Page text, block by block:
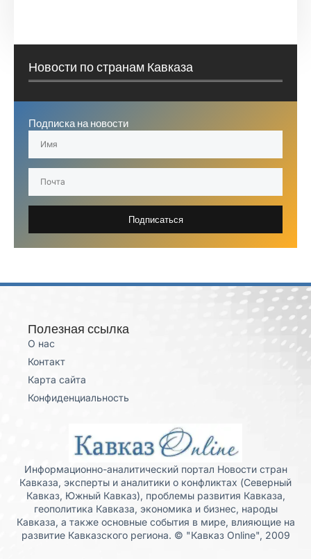
Новости по странам Кавказа
Подписка на новости
Подписаться
Полезная ссылка
О нас
Контакт
Карта сайта
Конфиденциальность
Информационно-аналитический портал Новости стран
Кавказа, эксперты и аналитики о конфликтах (Северный
Кавказ, Южный Кавказ), проблемы развития Кавказа,
геополитика Кавказа, экономика и бизнес, народы
Кавказа, а также основные события в мире, влияющие на
развитие Кавказского региона. © "Кавказ Online", 2009